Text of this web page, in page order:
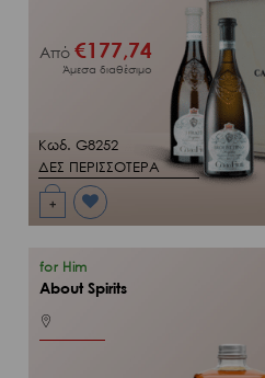
Προσθήκη
μου
+
Κωδ. G8252
ΔΕΣ ΠΕΡΙΣΣΟΤΕΡΑ
Από €177,74
Άμεσα διαθέσιμο
for Him
About Spirits